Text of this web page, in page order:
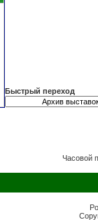
Быстрый переход
Часовой